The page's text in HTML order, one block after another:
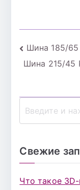
по
Шина 185/65
Шина 215/45
Свежие
Что такое